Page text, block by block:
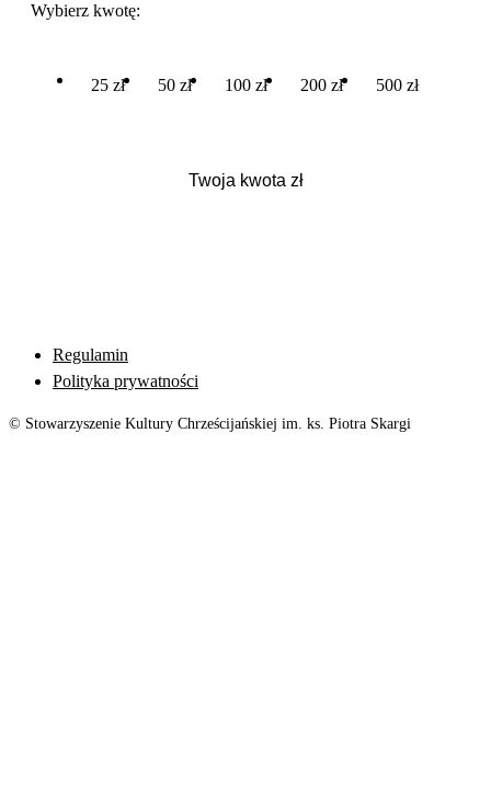
Wybierz kwotę:
25 zł 50 zł 100 zł 200 zł 500 zł
Regulamin
Polityka prywatności
© Stowarzyszenie Kultury Chrześcijańskiej im. ks. Piotra Skargi